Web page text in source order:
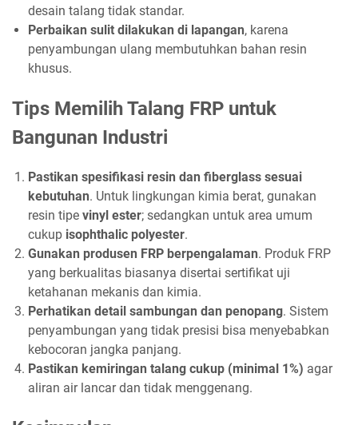
desain talang tidak standar.
Perbaikan sulit dilakukan di lapangan, karena
penyambungan ulang membutuhkan bahan resin
khusus.
Tips Memilih Talang FRP untuk
Bangunan Industri
Pastikan spesifikasi resin dan fiberglass sesuai
kebutuhan. Untuk lingkungan kimia berat, gunakan
resin tipe vinyl ester; sedangkan untuk area umum
cukup isophthalic polyester.
Gunakan produsen FRP berpengalaman. Produk FRP
yang berkualitas biasanya disertai sertifikat uji
ketahanan mekanis dan kimia.
Perhatikan detail sambungan dan penopang. Sistem
penyambungan yang tidak presisi bisa menyebabkan
kebocoran jangka panjang.
Pastikan kemiringan talang cukup (minimal 1%) agar
aliran air lancar dan tidak menggenang.